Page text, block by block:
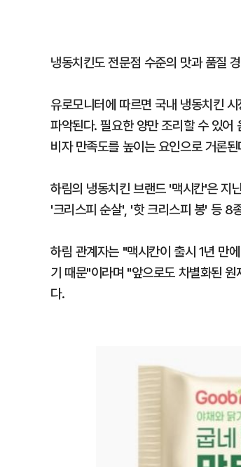
냉동치킨도 전문점 수준의 맛과 품질
유로모니터에 따르면 국내 냉동치킨
파악된다. 필요한 양만 조리할 수 있어
비자 만족도를 높이는 요인으로 거론된
하림의 냉동치킨 브랜드 '맥시칸'은
'크리스피 순살', '핫 크리스피 봉' 등 8
하림 관계자는 "맥시칸이 출시 1년 만
기 때문"이라며 "앞으로도 차별화된
다.